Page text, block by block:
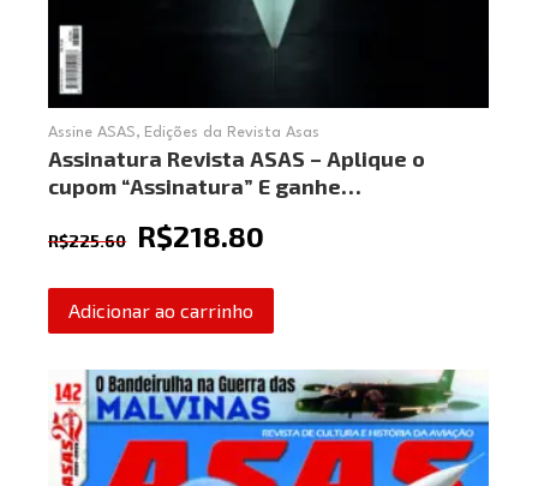
Assine ASAS, Edições da Revista Asas
Assinatura Revista ASAS – Aplique o
cupom “Assinatura” E ganhe…
R$225.60 R$218.80
Adicionar ao carrinho